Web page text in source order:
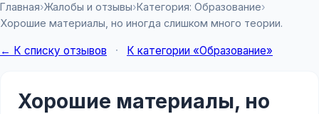
Главная›Жалобы и отзывы›Категория: Образование›
Хорошие материалы, но иногда слишком много теории.
← К списку отзывов · К категории «Образование»
Хорошие материалы, но